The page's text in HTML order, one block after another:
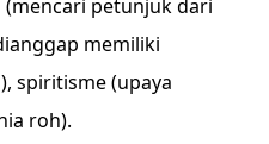
petunjuk dari
memiliki
spiritisme (upaya
roh).